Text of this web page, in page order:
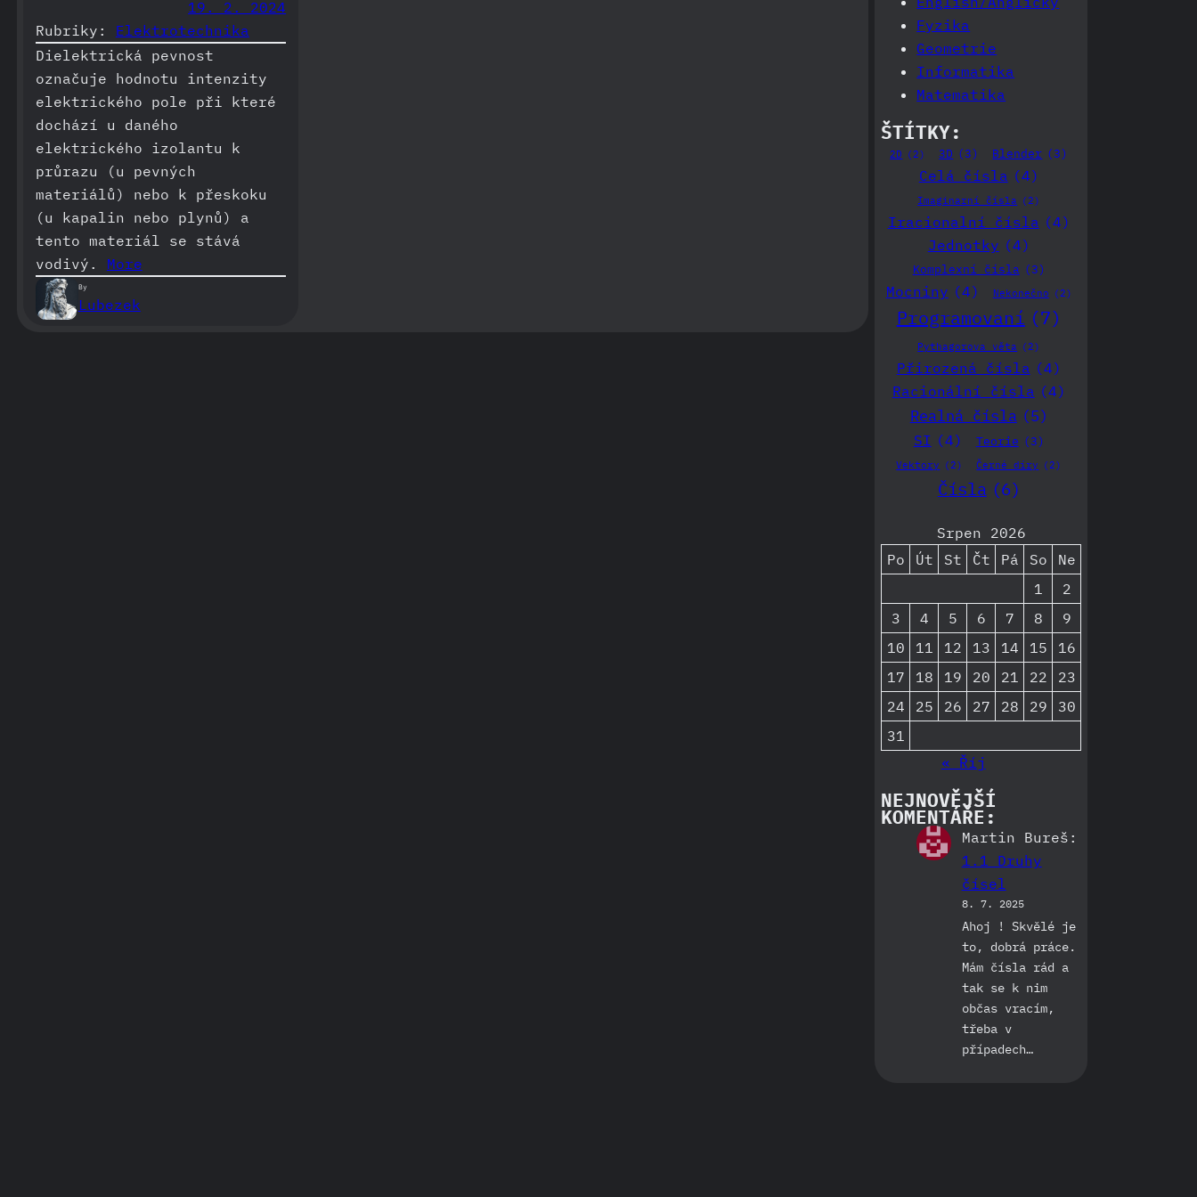
19. 2. 2024
Rubriky: Elektrotechnika
Dielektrická pevnost
označuje hodnotu intenzity
elektrického pole při které
dochází u daného
elektrického izolantu k
průrazu (u pevných
materiálů) nebo k přeskoku
(u kapalin nebo plynů) a
tento materiál se stává
vodivý. More
By
Lubezek
Fyzika
Geometrie
Informatika
Matematika
ŠTÍTKY:
2D (2) 3D (3) Blender (3)
Celá čísla (4)
Imaginarní čísla (2)
Iracionalní čísla (4)
Jednotky (4)
Komplexní čísla (3)
Mocniny (4) Nekonečno (2)
Programovaní (7)
Pythagorova věta (2)
Přirozená čísla (4)
Racionální čísla (4)
Realná čísla (5)
SI (4) Teorie (3)
Vektory (2) Černé díry (2)
Čísla (6)
Srpen 2026
Po
Út St Čt Pá So
Ne
1
2
3
4 5 6 7 8
9
10
11 12 13 14 15
16
17
18 19 20 21 22
23
24
25 26 27 28 29
30
31
« Říj
NEJNOVĚJŠÍ
KOMENTÁŘE:
Martin Bureš :
1.1 Druhy
čísel
8. 7. 2025
Ahoj ! Skvělé je
to, dobrá práce.
Mám čísla rád a
tak se k nim
občas vracím,
třeba v
případech…